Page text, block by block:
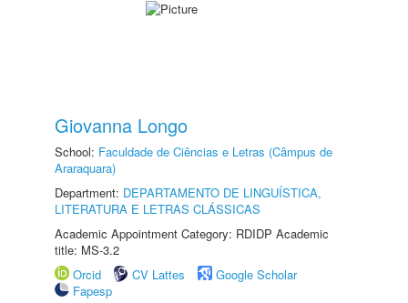
Giovanna Longo
School: Faculdade de Ciências e Letras (Câmpus de
Araraquara)
Department: DEPARTAMENTO DE LINGUÍSTICA,
LITERATURA E LETRAS CLÁSSICAS
Academic Appointment Category: RDIDP Academic
title: MS-3.2
Orcid
CV Lattes
Google Scholar
Fapesp